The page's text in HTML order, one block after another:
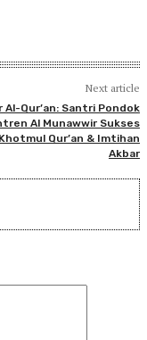
Next article
Al-Qur’an: Santri Pondok
Al Munawwir Sukses
Qur’an & Imtihan
Akbar